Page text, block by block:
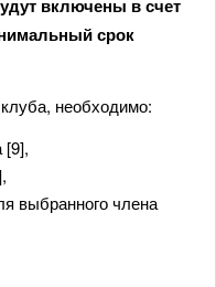
включены в счет
срок
необходимо:
[9],
выбранного члена